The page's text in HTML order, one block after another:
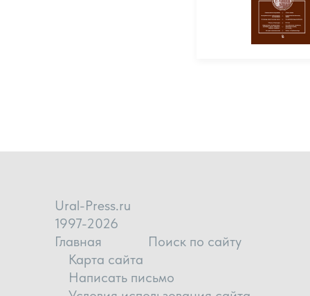
Ural-Press.ru
1997-2026
Главная
Поиск по сайту
Карта сайта
Написать письмо